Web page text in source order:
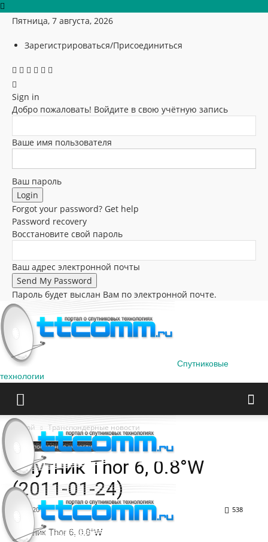
Пятница, 7 августа, 2026
Зарегистрироваться/Присоединиться
Sign in
Добро пожаловать! Войдите в свою учётную запись
Ваше имя пользователя
Ваш пароль
Forgot your password? Get help
Password recovery
Восстановите свой пароль
Ваш адрес электронной почты
Пароль будет выслан Вам по электронной почте.
Спутниковые
технологии
Домой Транспондерные новости
Транспондерные новости
Cпутник Thor 6, 0.8°W
(2011-01-24)
24.01.2011 538
Cпутник Thor 6, 0.8°W